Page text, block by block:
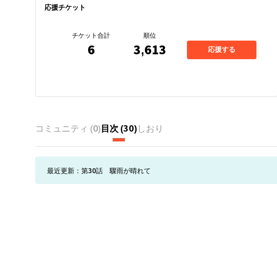
応援チケット
チケット合計
6
順位
3,613 応援する
コミュニティ (0)目次 (30)しおり
最近更新： 第30話 驟雨が晴れて